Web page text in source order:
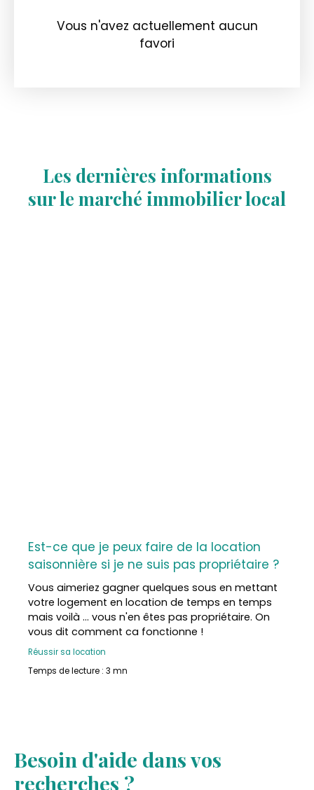
Vous n'avez actuellement aucun
favori
Les dernières informations
sur le marché immobilier local
Est-ce que je peux faire de la location
saisonnière si je ne suis pas propriétaire ?
Vous aimeriez gagner quelques sous en mettant
votre logement en location de temps en temps
mais voilà ... vous n'en êtes pas propriétaire. On
vous dit comment ca fonctionne !
Réussir sa location
Temps de lecture : 3 mn
Besoin d'aide dans vos
recherches ?